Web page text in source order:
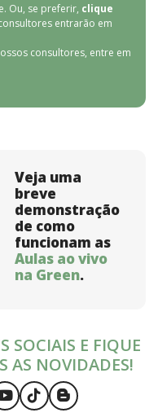
Ou, se preferir, clique
entrarão em
consultores, entre em
Veja uma
breve
demonstração
de como
funcionam as
Aulas ao vivo
na Green.
SOCIAIS E FIQUE
AS NOVIDADES!